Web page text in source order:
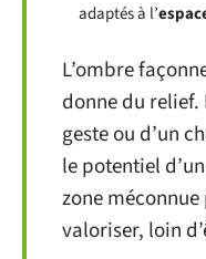
adaptés à l’
L’ombre
donne du
geste ou d’un
le potentiel
zone
valoriser, loin